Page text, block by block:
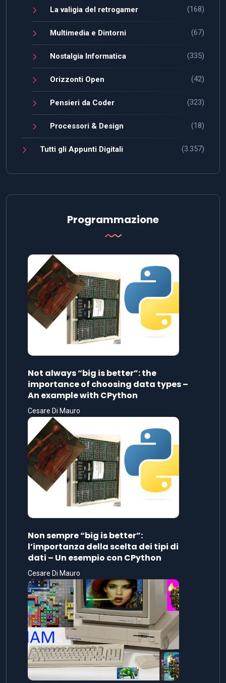
La valigia del retrogamer (168)
Multimedia e Dintorni (67)
Nostalgia Informatica (335)
Orizzonti Open (42)
Pensieri da Coder (323)
Processori & Design (18)
Tutti gli Appunti Digitali (3.357)
Programmazione
Not always “big is better”: the
importance of choosing data types –
An example with CPython
Cesare Di Mauro
Non sempre “big is better”:
l’importanza della scelta dei tipi di
dati – Un esempio con CPython
Cesare Di Mauro